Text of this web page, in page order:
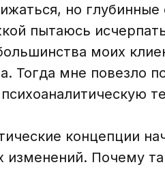
но
пытаюсь
моих
Тогда мне повезло
концепции
Почему